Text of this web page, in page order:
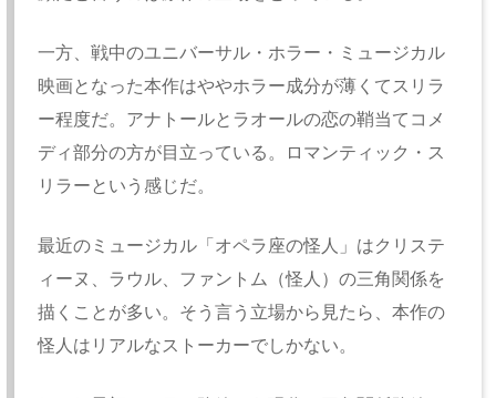
一方、戦中のユニバーサル・ホラー・ミュージカル
映画となった本作はややホラー成分が薄くてスリラ
ー程度だ。アナトールとラオールの恋の鞘当てコメ
ディ部分の方が目立っている。ロマンティック・ス
リラーという感じだ。
最近のミュージカル「オペラ座の怪人」はクリステ
ィーヌ、ラウル、ファントム（怪人）の三角関係を
描くことが多い。そう言う立場から見たら、本作の
怪人はリアルなストーカーでしかない。